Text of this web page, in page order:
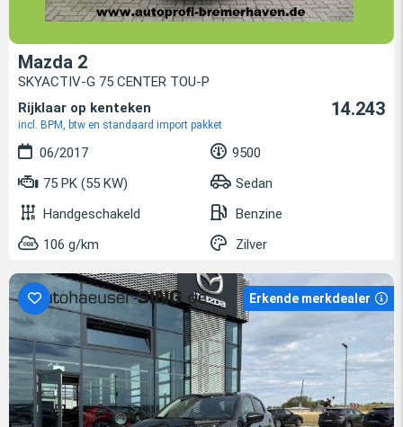
Mazda 2
SKYACTIV-G 75 CENTER TOU-P
Rijklaar op kenteken
incl. BPM, btw en standaard import pakket
14.243
06/2017
9500
75 PK (55 KW)
Sedan
Handgeschakeld
Benzine
106 g/km
Zilver
Erkende merkdealer